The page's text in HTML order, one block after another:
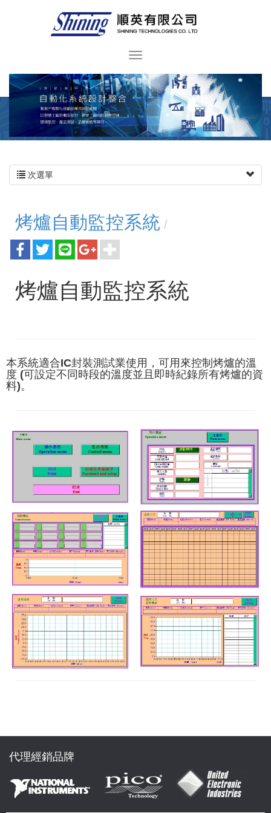
次選單
烤爐自動監控系統
烤爐自動監控系統
本系統適合IC封裝測試業使用，可用來控制烤爐的溫
度 (可設定不同時段的溫度並且即時紀錄所有烤爐的資
料)。
代理經銷品牌